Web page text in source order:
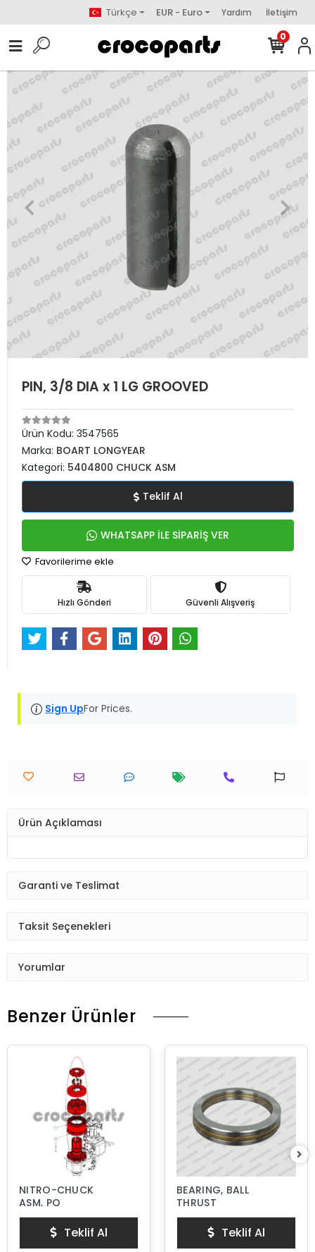
Türkçe EUR - Euro Yardım İletişim
0
PIN, 3/8 DIA x 1 LG GROOVED
Ürün Kodu: 3547565
Marka: BOART LONGYEAR
Kategori: 5404800 CHUCK ASM
Teklif Al
WHATSAPP İLE SİPARİŞ VER
Favorilerime ekle
Hızlı Gönderi Güvenli Alışveriş
Sign UpFor Prices.
Ürün Açıklaması
Garanti ve Teslimat
Taksit Seçenekleri
Yorumlar
Benzer Ürünler
NITRO-CHUCK
ASM, PQ
Teklif Al
BEARING, BALL
THRUST
Teklif Al